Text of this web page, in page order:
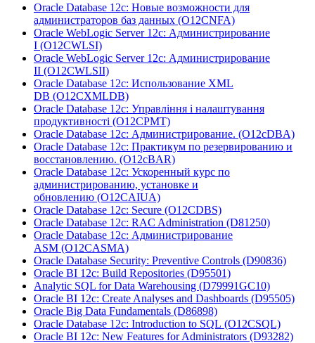
Oracle Database 12c: Новые возможности для
администраторов баз данных (O12CNFA)
Oracle WebLogic Server 12c: Администрирование
I (O12CWLSI)
Oracle WebLogic Server 12c: Администрирование
II (O12CWLSII)
Oracle Database 12c: Использование XML
DB (O12CXMLDB)
Oracle Database 12c: Управління і налаштування
продуктивності (O12CPMT)
Oracle Database 12с: Администрирование. (O12сDBA)
Oracle Database 12c: Практикум по резервированию и
восстановлению. (O12сBAR)
Oracle Database 12c: Ускоренный курс по
администрированию, установке и
обновлению (O12CAIUA)
Oracle Database 12c: Secure (O12CDBS)
Oracle Database 12c: RAC Administration (D81250)
Oracle Database 12c: Администрирование
ASM (O12CASMA)
Oracle Database Security: Preventive Controls (D90836)
Oracle BI 12c: Build Repositories (D95501)
Analytic SQL for Data Warehousing (D79991GC10)
Oracle BI 12c: Create Analyses and Dashboards (D95505)
Oracle Big Data Fundamentals (D86898)
Oracle Database 12c: Introduction to SQL (O12CSQL)
Oracle BI 12c: New Features for Administrators (D93282)